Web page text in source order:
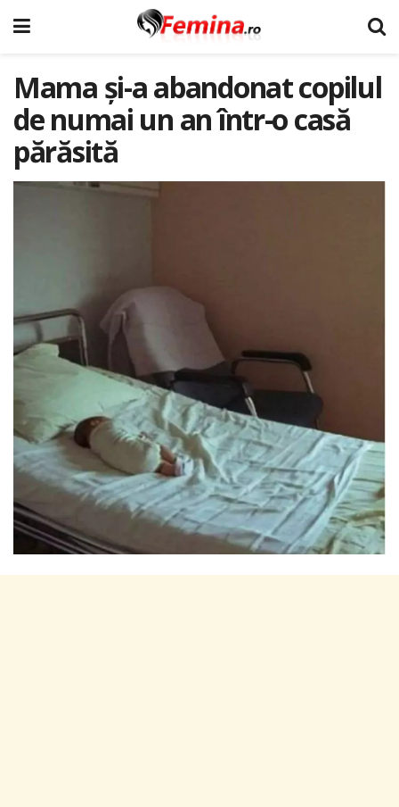
Mama și-a abandonat copilul
de numai un an într-o casă
părăsită